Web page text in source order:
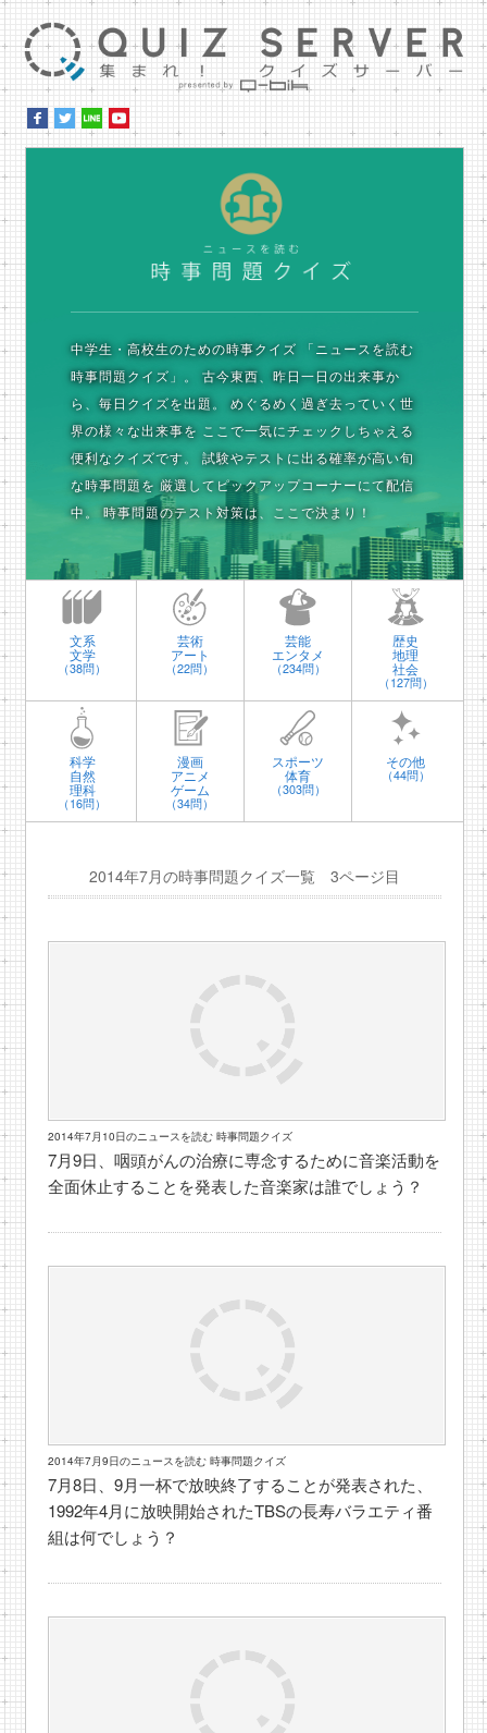
中学生・高校生のための時事クイズ 「ニュースを読む
時事問題クイズ」。
古今東西、昨日一日の出来事か
ら、毎日クイズを出題。
めぐるめく過ぎ去っていく世
界の様々な出来事を ここで一気にチェックしちゃえる
便利なクイズです。
試験やテストに出る確率が高い旬
な時事問題を 厳選してピックアップコーナーにて配信
中。
時事問題のテスト対策は、ここで決まり！
文系
文学
（38問）
芸術
アート
（22問）
芸能
エンタメ
（234問）
歴史
地理
社会
（127問）
科学
自然
理科
（16問）
漫画
アニメ
ゲーム
（34問）
スポーツ
体育
（303問）
その他
（44問）
2014年7月の時事問題クイズ一覧 3ページ目
2014年7月10日のニュースを読む 時事問題クイズ
7月9日、咽頭がんの治療に専念するために音楽活動を
全面休止することを発表した音楽家は誰でしょう？
2014年7月9日のニュースを読む 時事問題クイズ
7月8日、9月一杯で放映終了することが発表された、
1992年4月に放映開始されたTBSの長寿バラエティ番
組は何でしょう？